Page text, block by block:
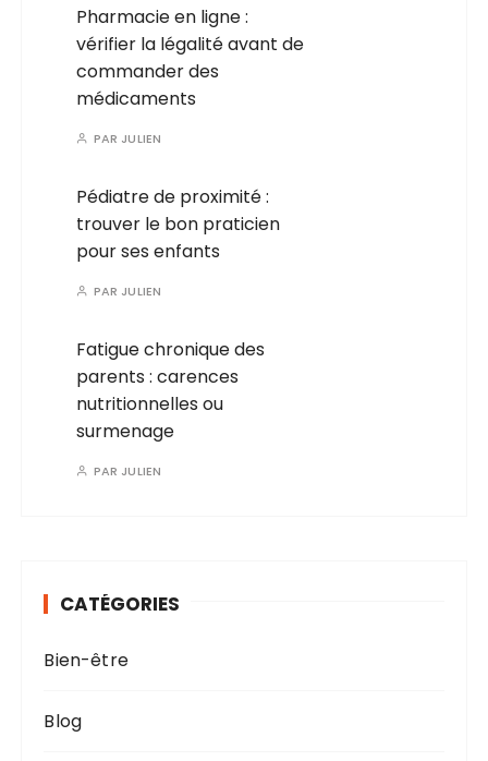
Pharmacie en ligne :
vérifier la légalité avant de
commander des
médicaments
PAR JULIEN
Pédiatre de proximité :
trouver le bon praticien
pour ses enfants
PAR JULIEN
Fatigue chronique des
parents : carences
nutritionnelles ou
surmenage
PAR JULIEN
CATÉGORIES
Bien-être
Blog